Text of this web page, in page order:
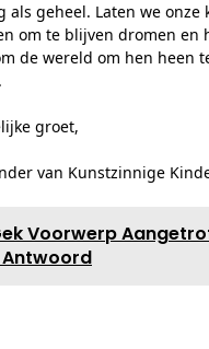
als geheel. Laten we onze
om te blijven dromen en
de wereld om hen heen
groet,
van Kunstzinnige
Voorwerp